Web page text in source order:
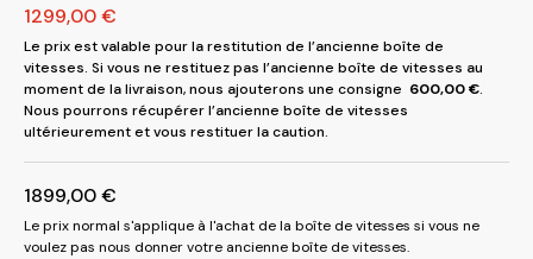
1299,00€
Le prix est valable pour la restitution de l’ancienne boîte de
vitesses. Si vous ne restituez pas l’ancienne boîte de vitesses au
moment de la livraison, nous ajouterons une consigne 600,00€.
Nous pourrons récupérer l’ancienne boîte de vitesses
ultérieurement et vous restituer la caution.
1899,00€
Le prix normal s'applique à l'achat de la boîte de vitesses si vous ne
voulez pas nous donner votre ancienne boîte de vitesses.